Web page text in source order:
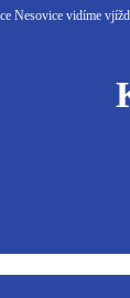
Nesovice vidíme